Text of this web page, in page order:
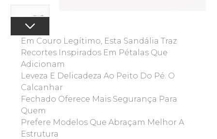
Em Couro Legítimo, Esta Sandália Traz
Recortes Inspirados Em Pétalas Que
Adicionam
Leveza E Delicadeza Ao Peito Do Pé. O
Calcanhar
Fechado Oferece Mais Segurança Para
Quem
Prefere Modelos Que Abraçam Melhor A
Estrutura